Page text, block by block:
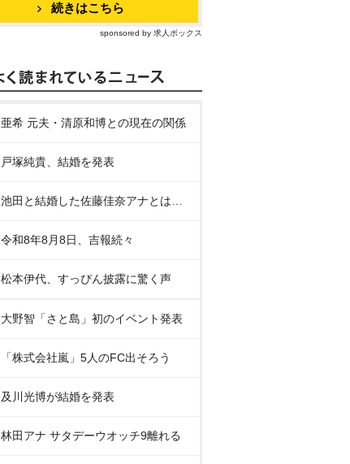
続きはこちら
sponsored by 求人ボックス
亜希 元夫・清原和博との現在の関係
戸塚純貴、結婚を発表
池田と結婚した佐藤佳奈アナとは…
令和8年8月8日、吉報続々
松本伊代、すっぴん披露に驚く声
大野智「さと島」初のイベント発表
「株式会社嵐」5人のFC出そろう
及川光博が結婚を発表
林田アナ サタデーウオッチ9離れる